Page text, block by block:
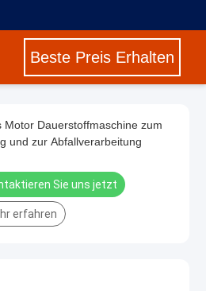
Beste Preis Erhalten
Motor Dauerstoffmaschine zum
und zur Abfallverarbeitung
Sie uns jetzt
erfahren